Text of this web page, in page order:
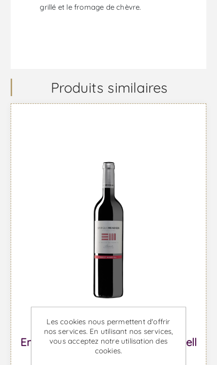
grillé et le fromage de chèvre.
Produits similaires
Enrique Mendoza Merlot-Monastrell
Crianza - Vin Rouge
Les cookies nous permettent d'offrir
nos services. En utilisant nos services,
vous acceptez notre utilisation des
cookies.